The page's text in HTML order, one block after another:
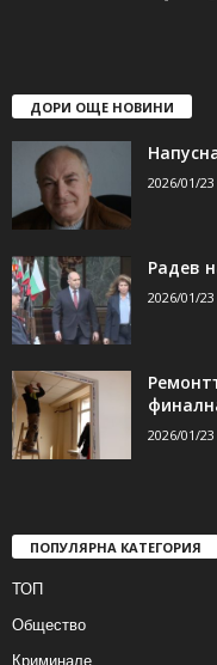
ДОРИ ОЩЕ НОВИНИ
2026/01/
Радев
2026/01/
2026/01/
ПОПУЛЯРНА КАТЕГОРИЯ
ТОП
Общество
Криминале